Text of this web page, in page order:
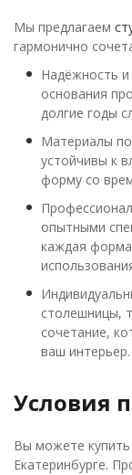
Мы предлагаем
гармонично
Надёжность и
основания
долгие годы
Материалы
устойчивы к
форму со
опытными
каждая форма
столешницы,
сочетание,
ваш интерьер.
Условия
Вы можете купить
Екатеринбурге.